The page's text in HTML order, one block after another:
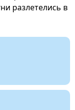
разлетелись в